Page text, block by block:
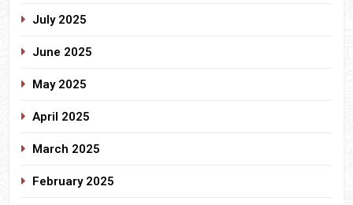
July 2025
June 2025
May 2025
April 2025
March 2025
February 2025